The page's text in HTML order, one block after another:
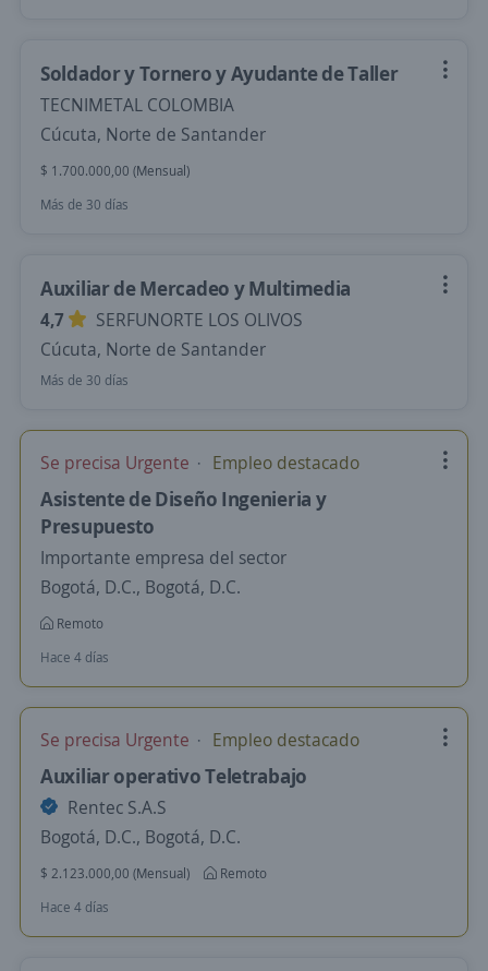
Soldador y Tornero y Ayudante de Taller
TECNIMETAL COLOMBIA
Cúcuta, Norte de Santander
$ 1.700.000,00 (Mensual)
Más de 30 días
Auxiliar de Mercadeo y Multimedia
4,7
SERFUNORTE LOS OLIVOS
Cúcuta, Norte de Santander
Más de 30 días
Se precisa Urgente Empleo destacado
Asistente de Diseño Ingenieria y
Presupuesto
Importante empresa del sector
Bogotá, D.C., Bogotá, D.C.
Remoto
Hace 4 días
Se precisa Urgente Empleo destacado
Auxiliar operativo Teletrabajo
Rentec S.A.S
Bogotá, D.C., Bogotá, D.C.
$ 2.123.000,00 (Mensual)
Remoto
Hace 4 días